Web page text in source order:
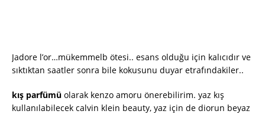
Jadore l’or…mükemmelb ötesi.. esans olduğu için kalıcıdır ve
sıktıktan saatler sonra bile kokusunu duyar etrafındakiler..
kış parfümü olarak kenzo amoru önerebilirim. yaz kış
kullanılabilecek calvin klein beauty, yaz için de diorun beyaz